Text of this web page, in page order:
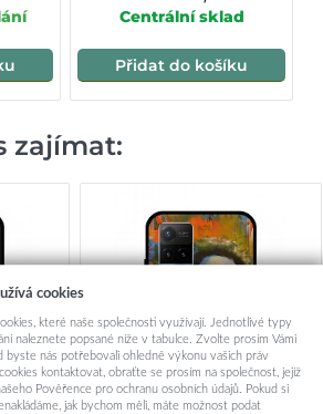
Centrální sklad
Přidat do košíku
zajímat:
cookies
které naše společnosti využívají. Jednotlivé typy
naleznete popsané níže v tabulce. Zvolte prosím Vámi
byste nás potřebovali ohledně výkonu vašich práv
kontaktovat, obraťte se prosím na společnost, jejíž
Pověřence pro ochranu osobních údajů. Pokud si
jak bychom měli, máte možnost podat